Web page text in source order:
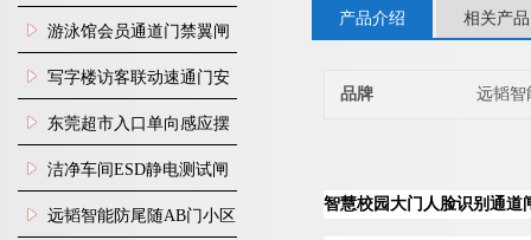
闸机
游泳馆会员通道门禁翼闸
写字楼访客联动速通门安
装
东莞超市入口单向感应摆
闸安装
洁净车间ESD静电测试闸
机
远韬智能防尾随AB门小区
产品介绍 相关产品
品牌 远韬智
智慧校园大门人脸识别通道